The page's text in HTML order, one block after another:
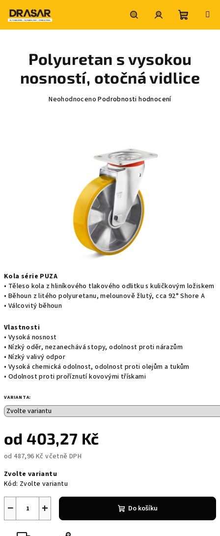
obsah
HledatPřihlášeníNákupní
košík
Kola série PUZA
• Těleso kola z hliníkového tlakového odlitku s kuličkovým ložiskem
• Běhoun z litého polyuretanu, melounově žlutý, cca 92° Shore A
• Válcovitý běhoun
Vlastnosti
• Vysoká nosnost
• Nízký oděr, nezanechává stopy, odolnost proti nárazům
• Nízký valivý odpor
• Vysoká chemická odolnost, odolnost proti olejům a tukům
• Odolnost proti proříznutí kovovými třískami
VARIANTA:
od403,27 Kč
od487,96 Kč včetně DPH
cena:
Zvolte variantu
Kód: Zvolte variantu
+
− Do košíku
Polyuretan s vysokou
nosností, otočná vidlice
Průměrné
Neohodnoceno Podrobnosti hodnocení